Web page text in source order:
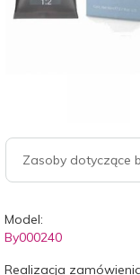
Zasoby dotyczące
Model:
By000240
Realizacja